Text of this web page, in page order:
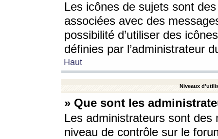
Les icônes de sujets sont
associées avec des
possibilité d’utiliser des
définies par l’administrateur
Haut
Niveaux
» Que sont les
Les administrateurs sont
niveau de contrôle sur le